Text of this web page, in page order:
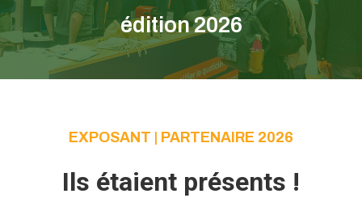
édition 2026
EXPOSANT | PARTENAIRE 2026
Ils étaient présents !